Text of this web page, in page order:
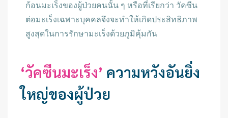
ก้อนมะเร็งของผู้ป่วยคนนั้น ๆ หรือที่เรียกว่า วัคซีน
ต่อมะเร็งเฉพาะบุคคลจึงจะทำให้เกิดประสิทธิภาพ
สูงสุดในการรักษามะเร็งด้วยภูมิคุ้มกัน
‘วัคซีนมะเร็ง’ ความหวังอันยิ่ง
ใหญ่ของผู้ป่วย